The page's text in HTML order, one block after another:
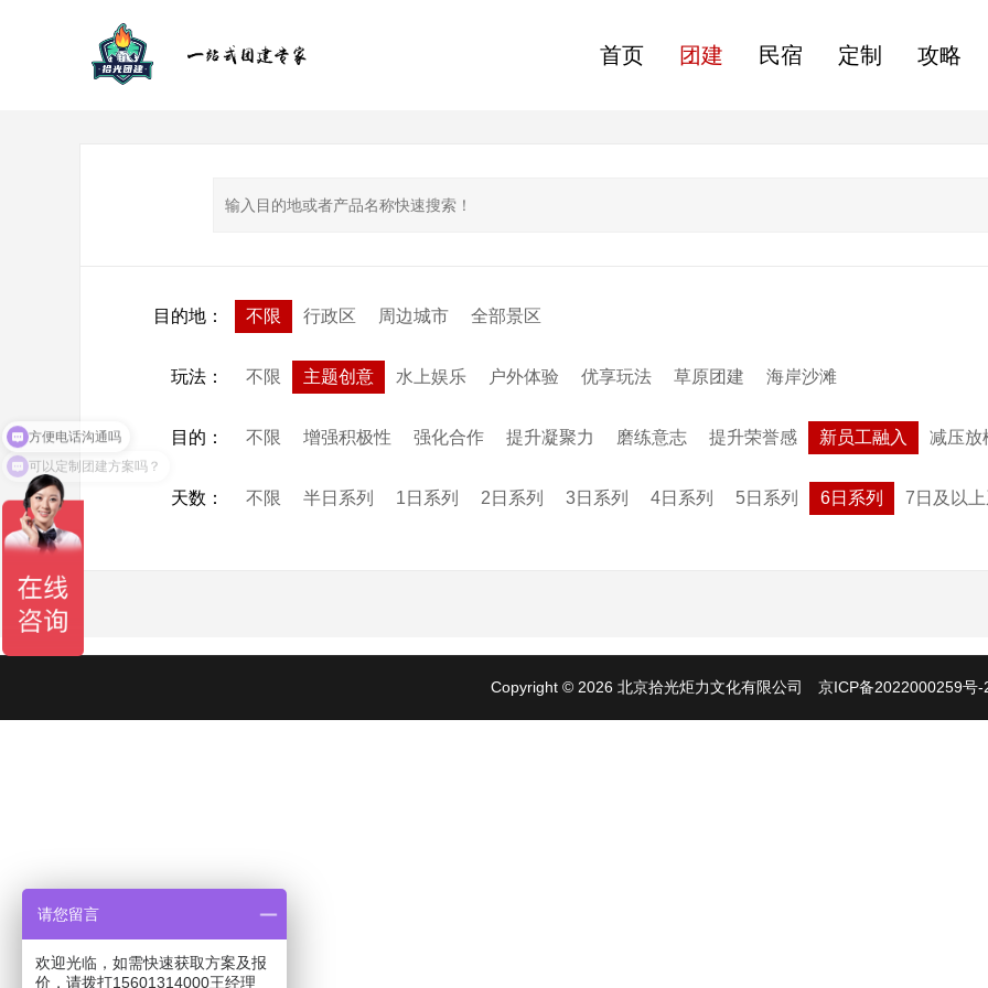
首页 团建 民宿 定制 攻略
目的地 ： 不限 行政区 周边城市 全部景区
玩法 ： 不限 主题创意 水上娱乐 户外体验 优享玩法 草原团建 海岸沙滩
目的 ： 不限 增强积极性 强化合作 提升凝聚力 磨练意志 提升荣誉感 新员工融入 减压放
天数 ： 不限 半日系列 1日系列 2日系列 3日系列 4日系列 5日系列 6日系列 7日及以上
Copyright © 2026 北京拾光炬力文化有限公司 京ICP备2022000259号-
可以定制团建方案吗？
请您留言
欢迎光临，如需快速获取方案及报
价，请拨打15601314000王经理